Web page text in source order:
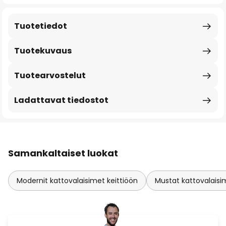
Tuotekuvaus
Tuotetiedot
Tuotearvostelut
Ladattavat tiedostot
Samankaltaiset luokat
Modernit kattovalaisimet keittiöön Mustat